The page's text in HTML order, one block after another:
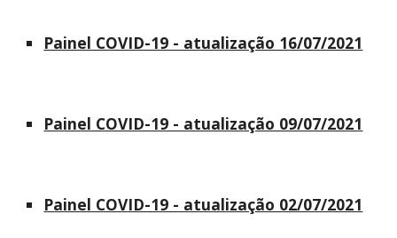
Painel COVID-19 - atualização 16/07/2021
Painel COVID-19 - atualização 09/07/2021
Painel COVID-19 - atualização 02/07/2021